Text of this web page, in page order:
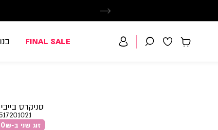
FINAL SALE
סניקרס בייבי
זוג שני ב-59.90₪